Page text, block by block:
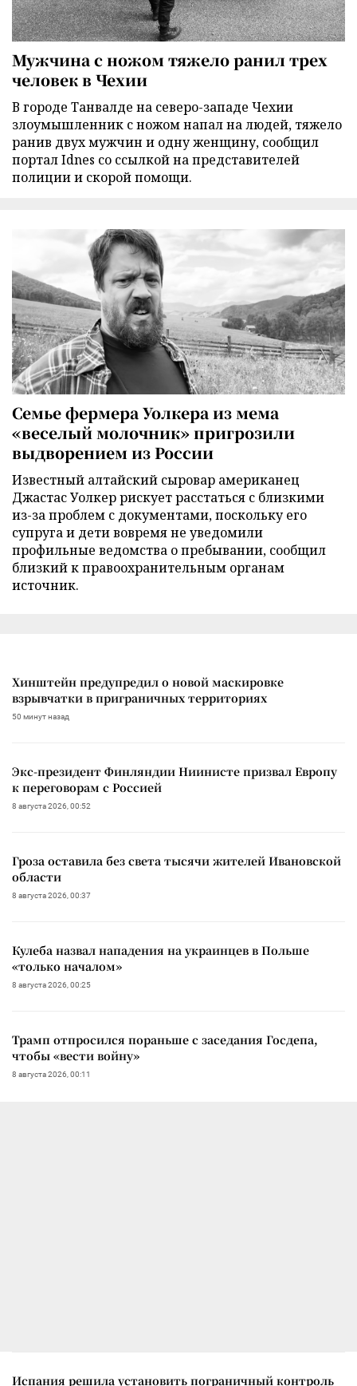
Мужчина с ножом тяжело ранил трех
человек в Чехии
В городе Танвалде на северо-западе Чехии
злоумышленник с ножом напал на людей, тяжело
ранив двух мужчин и одну женщину, сообщил
портал Idnes со ссылкой на представителей
полиции и скорой помощи.
Семье фермера Уолкера из мема
«веселый молочник» пригрозили
выдворением из России
Известный алтайский сыровар американец
Джастас Уолкер рискует расстаться с близкими
из-за проблем с документами, поскольку его
супруга и дети вовремя не уведомили
профильные ведомства о пребывании, сообщил
близкий к правоохранительным органам
источник.
Хинштейн предупредил о новой маскировке
взрывчатки в приграничных территориях
50 минут назад
Экс-президент Финляндии Ниинисте призвал Европу
к переговорам с Россией
8 августа 2026, 00:52
Гроза оставила без света тысячи жителей Ивановской
области
8 августа 2026, 00:37
Кулеба назвал нападения на украинцев в Польше
«только началом»
8 августа 2026, 00:25
Трамп отпросился пораньше с заседания Госдепа,
чтобы «вести войну»
8 августа 2026, 00:11
Испания решила установить пограничный контроль